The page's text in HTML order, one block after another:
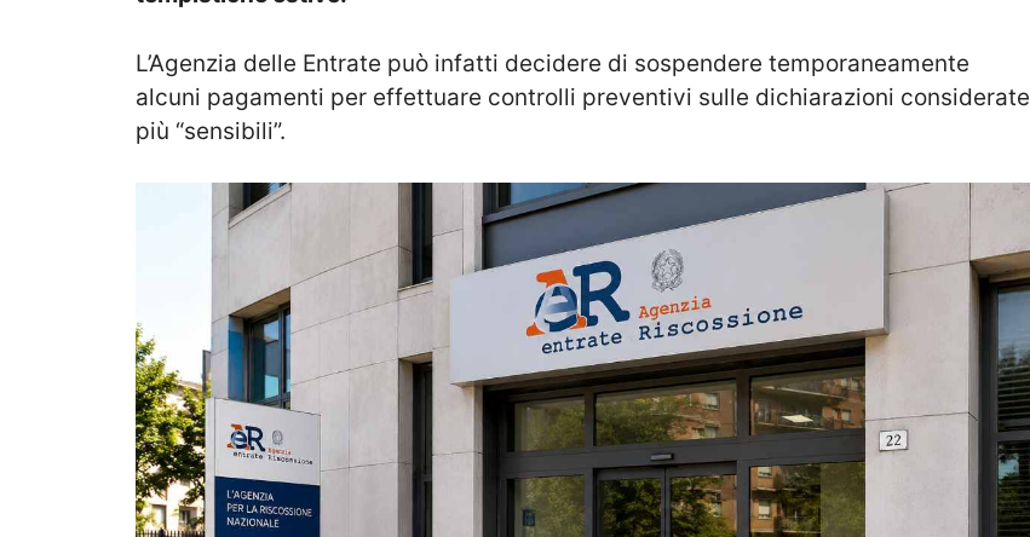
L’Agenzia delle Entrate può infatti decidere di sospendere temporaneamente
alcuni pagamenti per effettuare controlli preventivi sulle dichiarazioni considerate
più “sensibili”.